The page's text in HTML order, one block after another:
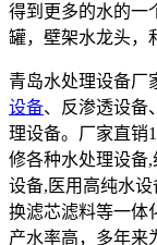
得到更多的水的一
罐，壁架水龙头，
青岛水处理设备厂
设备、反渗透设备
理设备。厂家直销
修各种水处理设备
设备,医用高纯水
换滤芯滤料等一体
产水率高，多年来